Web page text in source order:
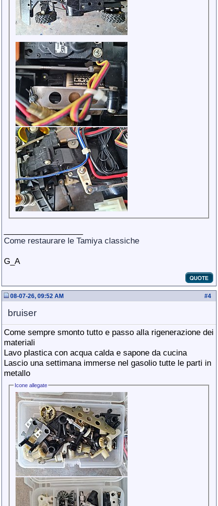
Come restaurare le Tamiya classiche
G_A
#4
08-07-26, 09:52 AM
bruiser
Come sempre smonto tutto e passo alla rigenerazione dei
materiali
Lavo plastica con acqua calda e sapone da cucina
Lascio una settimana immerse nel gasolio tutte le parti in
metallo
Icone allegate